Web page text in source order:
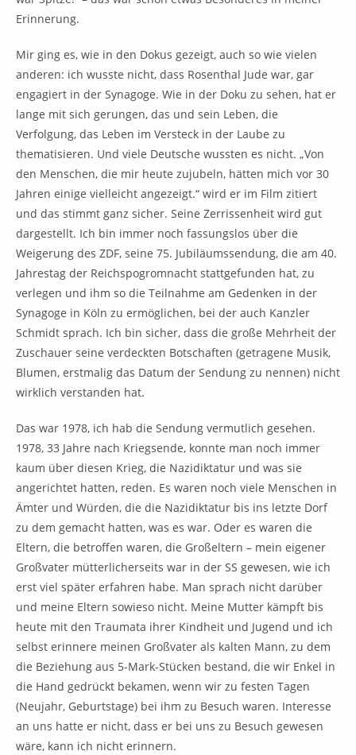
Erinnerung.
Mir ging es, wie in den Dokus gezeigt, auch so wie vielen
anderen: ich wusste nicht, dass Rosenthal Jude war, gar
engagiert in der Synagoge. Wie in der Doku zu sehen, hat er
lange mit sich gerungen, das und sein Leben, die
Verfolgung, das Leben im Versteck in der Laube zu
thematisieren. Und viele Deutsche wussten es nicht. „Von
den Menschen, die mir heute zujubeln, hätten mich vor 30
Jahren einige vielleicht angezeigt.“ wird er im Film zitiert
und das stimmt ganz sicher. Seine Zerrissenheit wird gut
dargestellt. Ich bin immer noch fassungslos über die
Weigerung des ZDF, seine 75. Jubiläumssendung, die am 40.
Jahrestag der Reichspogromnacht stattgefunden hat, zu
verlegen und ihm so die Teilnahme am Gedenken in der
Synagoge in Köln zu ermöglichen, bei der auch Kanzler
Schmidt sprach. Ich bin sicher, dass die große Mehrheit der
Zuschauer seine verdeckten Botschaften (getragene Musik,
Blumen, erstmalig das Datum der Sendung zu nennen) nicht
wirklich verstanden hat.
Das war 1978, ich hab die Sendung vermutlich gesehen.
1978, 33 Jahre nach Kriegsende, konnte man noch immer
kaum über diesen Krieg, die Nazidiktatur und was sie
angerichtet hatten, reden. Es waren noch viele Menschen in
Ämter und Würden, die die Nazidiktatur bis ins letzte Dorf
zu dem gemacht hatten, was es war. Oder es waren die
Eltern, die betroffen waren, die Großeltern – mein eigener
Großvater mütterlicherseits war in der SS gewesen, wie ich
erst viel später erfahren habe. Man sprach nicht darüber
und meine Eltern sowieso nicht. Meine Mutter kämpft bis
heute mit den Traumata ihrer Kindheit und Jugend und ich
selbst erinnere meinen Großvater als kalten Mann, zu dem
die Beziehung aus 5-Mark-Stücken bestand, die wir Enkel in
die Hand gedrückt bekamen, wenn wir zu festen Tagen
(Neujahr, Geburtstage) bei ihm zu Besuch waren. Interesse
an uns hatte er nicht, dass er bei uns zu Besuch gewesen
wäre, kann ich nicht erinnern.